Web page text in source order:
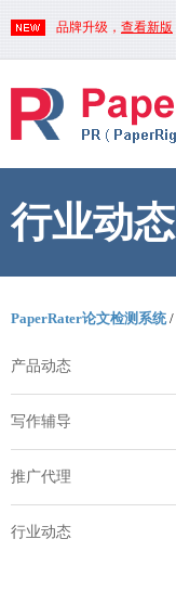
品牌升级， 查看新版
行业动态
PaperRater论文检测系统/
产品动态
写作辅导
推广代理
行业动态